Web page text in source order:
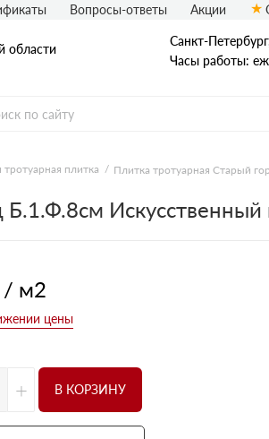
области
Санкт-
Часы работы:
Рядовой кирпич
Вопросы-ответы Акции
тротуарная плитка Плитка тротуарная Старый
Б.1.Ф.8см
/ м2
+ В КОРЗИНУ